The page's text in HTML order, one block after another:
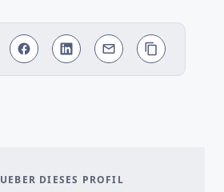
UEBER DIESES PROFIL